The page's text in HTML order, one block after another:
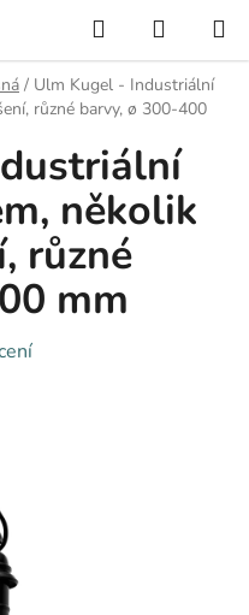
Hledat
KOŠÍK
/ Ulm Kugel - Industriální
různé barvy, ø 300-400
několik
různé
mm